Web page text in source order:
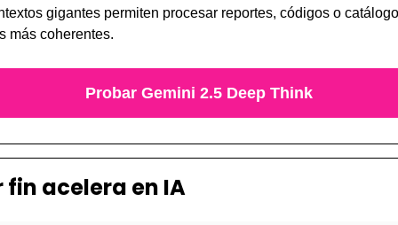
gigantes permiten procesar reportes, códigos o
más coherentes.
Probar Gemini 2.5 Deep Think
fin acelera en IA